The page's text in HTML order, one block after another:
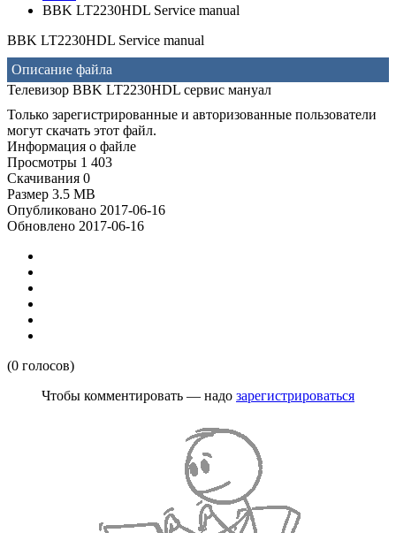
BBK LT2230HDL Service manual
BBK LT2230HDL Service manual
Описание файла
Телевизор BBK LT2230HDL сервис мануал
Только зарегистрированные и авторизованные пользователи
могут скачать этот файл.
Информация о файле
Просмотры 1 403
Скачивания 0
Размер 3.5 MB
Опубликовано 2017-06-16
Обновлено 2017-06-16
(0 голосов)
Чтобы комментировать — надо зарегистрироваться